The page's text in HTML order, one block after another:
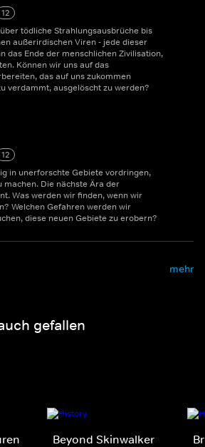
12
tödliche Strahlungsausbrüche bis
außerirdischen Viren - jede dieser
das Ende der menschlichen Zivilisation,
Können wir uns auf das
das auf uns zukommen
verdammt, ausgelöscht zu werden?
12
in unerforschte Gebiete vordringen,
machen. Die nächste Ära der
Was werden wir finden, wenn wir
Welchen Gefahren werden wir
diese neuen Gebiete zu erobern?
mehr
gefallen
Beyond Skinwalker